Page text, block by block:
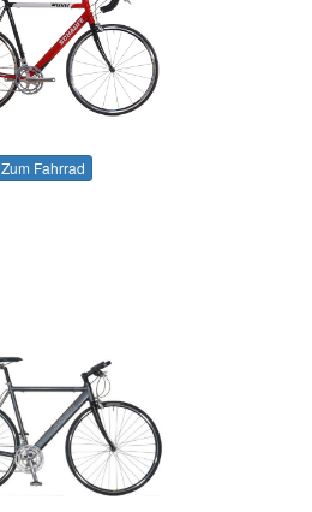
Zum Fahrrad